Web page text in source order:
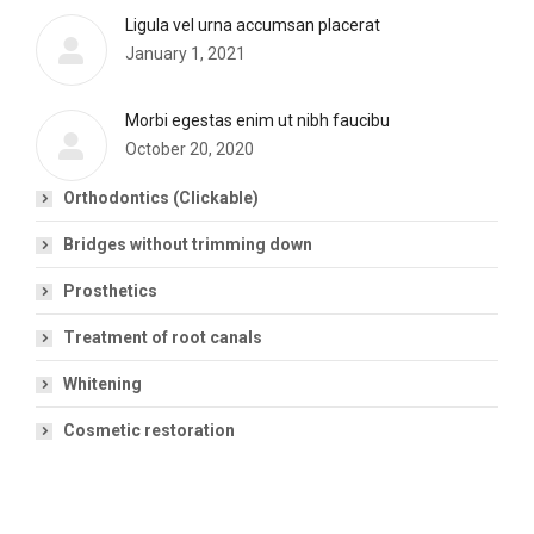
Ligula vel urna accumsan placerat
January 1, 2021
Morbi egestas enim ut nibh faucibu
October 20, 2020
Orthodontics (Clickable)
Bridges without trimming down
Prosthetics
Treatment of root canals
Whitening
Cosmetic restoration